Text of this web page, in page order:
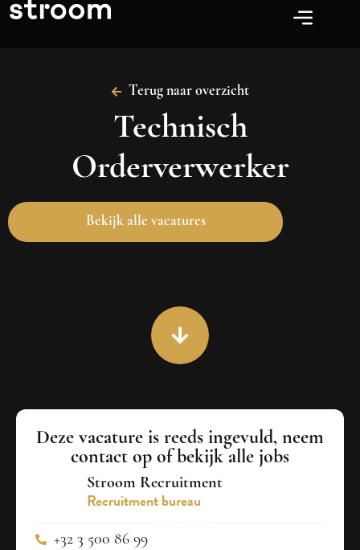
Terug naar overzicht
Technisch
Orderverwerker
Bekijk alle vacatures
Deze vacature is reeds ingevuld, neem
contact op of bekijk alle jobs
Stroom Recruitment
Recruitment bureau
+32 3 500 86 99